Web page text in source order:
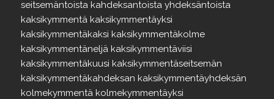
seitsemäntoista kahdeksantoista yhdeksäntoista
kaksikymmentä kaksikymmentäyksi
kaksikymmentäkaksi kaksikymmentäkolme
kaksikymmentäneljä kaksikymmentäviisi
kaksikymmentäkuusi kaksikymmentäseitsemän
kaksikymmentäkahdeksan kaksikymmentäyhdeksän
kolmekymmentä kolmekymmentäyksi